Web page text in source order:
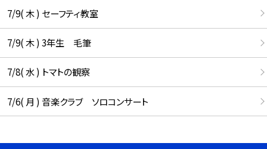
7/9( 木 ) セーフティ教室
7/9( 木 ) 3年生 毛筆
7/8( 水 ) トマトの観察
7/6( 月 ) 音楽クラブ ソロコンサート